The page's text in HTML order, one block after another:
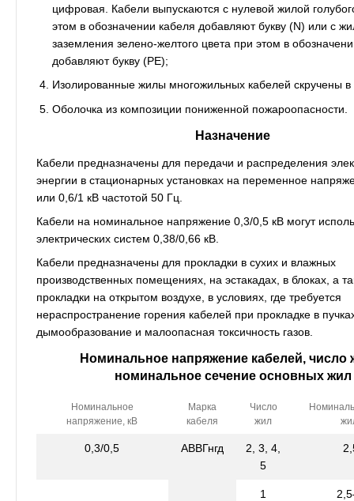
цифровая. Кабели выпускаются с нулевой жилой
этом в обозначении кабеля добавляют букву (N) или с
заземления зелено-желтого цвета при этом в
добавляют букву (РЕ);
Изолированные жилы многожильных кабелей скручены в
Оболочка из композиции пониженной пожароопасности.
Назначение
Кабели предназначены для передачи и распределения
энергии в стационарных установках на переменное
или 0,6/1 кВ частотой 50 Гц.
Кабели на номинальное напряжение 0,3/0,5 кВ могут
электрических систем 0,38/0,66 кВ.
Кабели предназначены для прокладки в сухих и влажных
производственных помещениях, на эстакадах, в блоках, а
прокладки на открытом воздухе, в условиях, где требуется
нераспространение горения кабелей при прокладке в
дымообразование и малоопасная токсичность газов.
Номинальное напряжение кабелей, число
номинальное сечение основных жил
Номинальное
напряжение, кВ
Марка
кабеля
Число
жил
0,3/0,5 АВВГнгд
2, 3, 4,
5
1